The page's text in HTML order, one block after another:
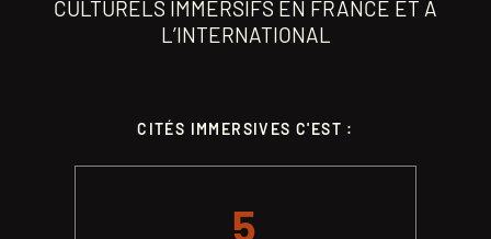
NOS COLLABORATIONS
NOTRE ÉQUIPE
PRESSE
CONTACT
CULTURELS IMMERSIFS EN FRANCE ET À
L’INTERNATIONAL
CITÉS IMMERSIVES C'EST :
5